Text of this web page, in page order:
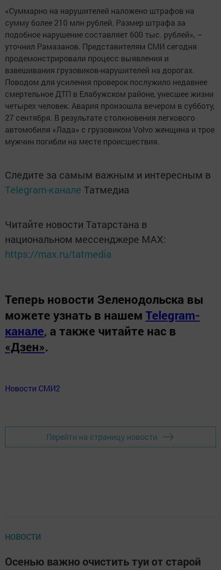
«Суммарно на нарушителей наложено штрафов на
сумму более 210 млн рублей. Размер штрафа за
подобное нарушение составляет 600 тыс. рублей», –
уточнил Рамазанов. Представителям СМИ сегодня
продемонстрировали процесс выявления и
взвешивания грузовиков-нарушителей на дорогах.
Поводом для усиления проверок послужило недавнее
смертельное ДТП в Елабужском районе, унесшее жизни
четырех человек. Авария произошла вечером в субботу,
27 сентября. В результате столкновения легкового
автомобиля «Лада» с грузовиком Volvo женщина и трое
мужчин погибли на месте происшествия.
Следите за самым важным и интересным в
Telegram-канале Татмедиа
Читайте новости Татарстана в
национальном мессенджере MАХ:
https://max.ru/tatmedia
Теперь новости Зеленодольска вы
можете узнать в нашем Telegram-
канале, а также читайте нас в
«Дзен».
Новости СМИ2
Перейти на страницу новости
НОВОСТИ
Осенью важно очистить туи от старой